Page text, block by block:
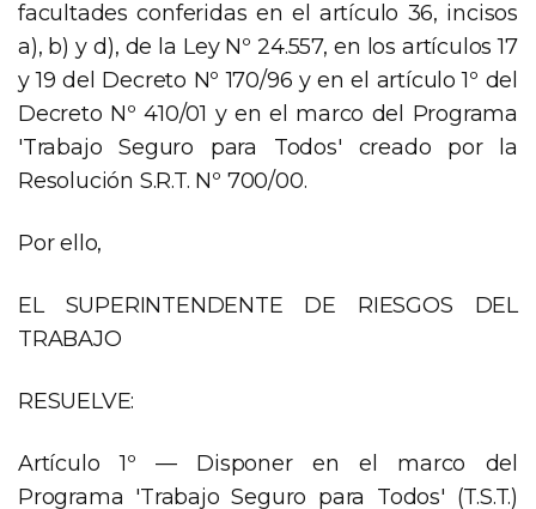
facultades conferidas en el artículo 36, incisos
a), b) y d), de la Ley Nº 24.557, en los artículos 17
y 19 del Decreto Nº 170/96 y en el artículo 1º del
Decreto Nº 410/01 y en el marco del Programa
'Trabajo Seguro para Todos' creado por la
Resolución S.R.T. Nº 700/00.
Por ello,
EL SUPERINTENDENTE DE RIESGOS DEL
TRABAJO
RESUELVE:
Artículo 1º — Disponer en el marco del
Programa 'Trabajo Seguro para Todos' (T.S.T.)